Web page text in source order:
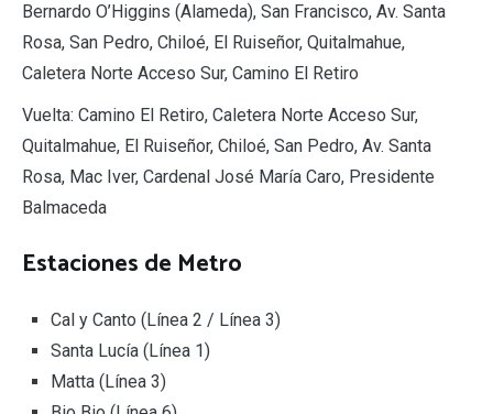
Bernardo O’Higgins (Alameda), San Francisco, Av. Santa
Rosa, San Pedro, Chiloé, El Ruiseñor, Quitalmahue,
Caletera Norte Acceso Sur, Camino El Retiro
Vuelta: Camino El Retiro, Caletera Norte Acceso Sur,
Quitalmahue, El Ruiseñor, Chiloé, San Pedro, Av. Santa
Rosa, Mac Iver, Cardenal José María Caro, Presidente
Balmaceda
Estaciones de Metro
Cal y Canto (Línea 2 / Línea 3)
Santa Lucía (Línea 1)
Matta (Línea 3)